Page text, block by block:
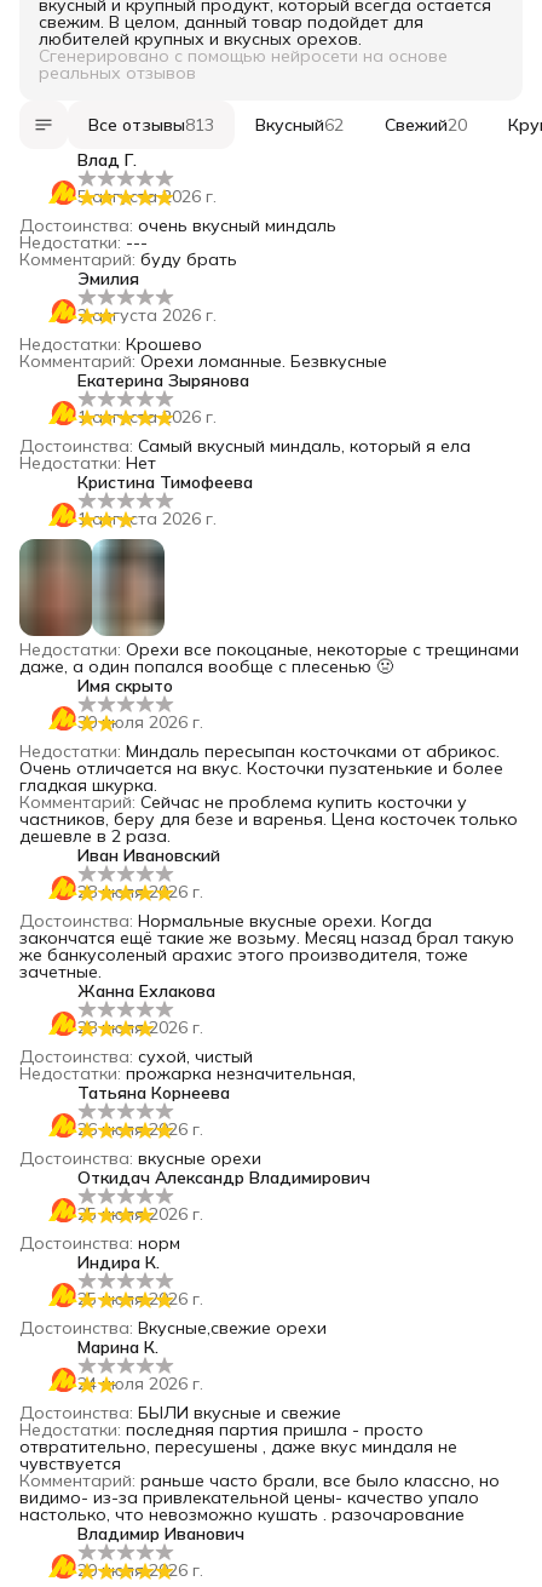
вкусный и крупный продукт, который всегда остается
свежим. В целом, данный товар подойдет для
любителей крупных и вкусных орехов.
Сгенерировано с помощью нейросети на основе
реальных отзывов
Все отзывы813 Вкусный62 Свежий20
Влад Г.
5 августа 2026 г.
Достоинства: очень вкусный миндаль
Недостатки: ---
Комментарий: буду брать
Эмилия
2 августа 2026 г.
Недостатки: Крошево
Комментарий: Орехи ломанные. Безвкусные
Екатерина Зырянова
1 августа 2026 г.
Достоинства: Самый вкусный миндаль, который я ела
Недостатки: Нет
Кристина Тимофеева
1 августа 2026 г.
Недостатки: Орехи все покоцаные, некоторые с трещинами
даже, а один попался вообще с плесенью 🤢
Имя скрыто
30 июля 2026 г.
Недостатки: Миндаль пересыпан косточками от абрикос.
Очень отличается на вкус. Косточки пузатенькие и более
гладкая шкурка.
Комментарий: Сейчас не проблема купить косточки у
частников, беру для безе и варенья. Цена косточек только
дешевле в 2 раза.
Иван Ивановский
28 июля 2026 г.
Достоинства: Нормальные вкусные орехи. Когда
закончатся ещё такие же возьму. Месяц назад брал такую
же банкусоленый арахис этого производителя, тоже
зачетные.
Жанна Ехлакова
28 июля 2026 г.
Достоинства: сухой, чистый
Недостатки: прожарка незначительная,
Татьяна Корнеева
26 июля 2026 г.
Достоинства: вкусные орехи
Откидач Александр Владимирович
25 июля 2026 г.
Достоинства: норм
Индира К.
25 июля 2026 г.
Достоинства: Вкусные,свежие орехи
Марина К.
24 июля 2026 г.
Достоинства: БЫЛИ вкусные и свежие
Недостатки: последняя партия пришла - просто
отвратительно, пересушены , даже вкус миндаля не
чувствуется
Комментарий: раньше часто брали, все было классно, но
видимо- из-за привлекательной цены- качество упало
настолько, что невозможно кушать . разочарование
Владимир Иванович
20 июля 2026 г.